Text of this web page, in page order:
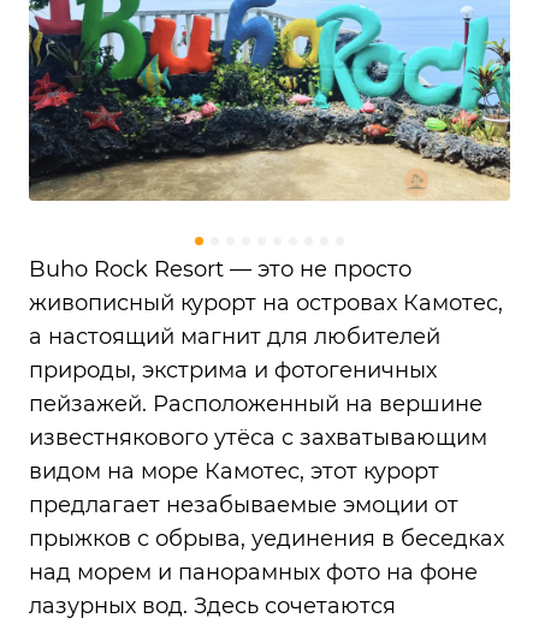
Buho Rock Resort — это не просто
живописный курорт на островах Камотес,
а настоящий магнит для любителей
природы, экстрима и фотогеничных
пейзажей. Расположенный на вершине
известнякового утёса с захватывающим
видом на море Камотес, этот курорт
предлагает незабываемые эмоции от
прыжков с обрыва, уединения в беседках
над морем и панорамных фото на фоне
лазурных вод. Здесь сочетаются